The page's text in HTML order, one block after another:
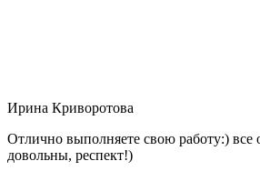
Ирина Криворотова
Отлично выполняете свою работу:) все
довольны, респект!)